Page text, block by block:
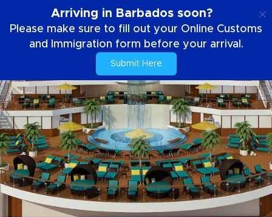
Arriving in Barbados soon?
Please make sure to fill out your Online Customs
and Immigration form before your arrival.
Submit Here